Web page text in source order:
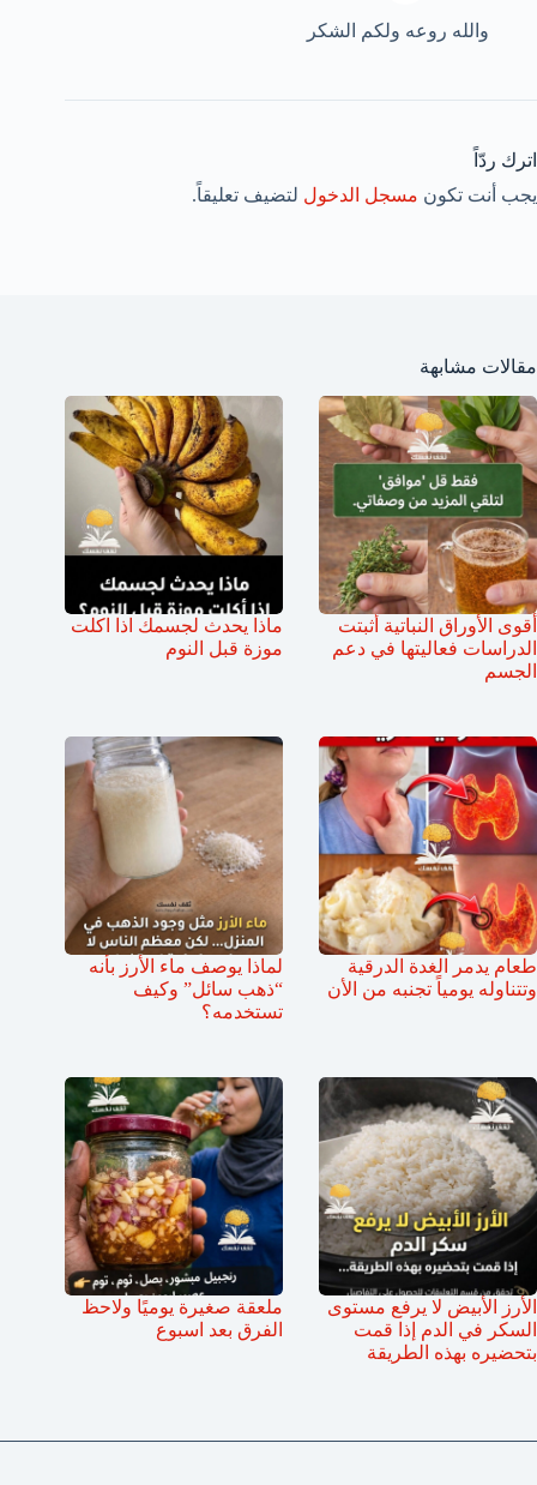
والله روعه ولكم الشكر
اترك ردّاً
يجب أنت تكون مسجل الدخول لتضيف تعليقاً.
مقالات مشابهة
أقوى الأوراق النباتية أثبتت
الدراسات فعاليتها في دعم
الجسم
ماذا يحدث لجسمك اذا اكلت
موزة قبل النوم
طعام يدمر الغدة الدرقية
وتتناوله يومياً تجنبه من الأن
لماذا يوصف ماء الأرز بأنه
“ذهب سائل” وكيف
تستخدمه؟
الأرز الأبيض لا يرفع مستوى
السكر في الدم إذا قمت
بتحضيره بهذه الطريقة
ملعقة صغيرة يوميًا ولاحظ
الفرق بعد اسبوع